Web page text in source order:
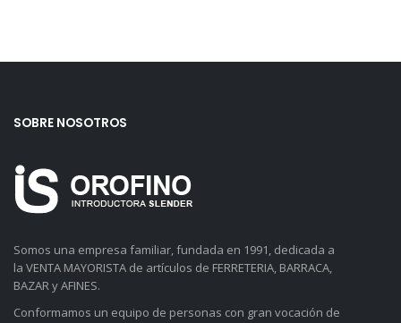
SOBRE NOSOTROS
Somos una empresa familiar, fundada en 1991, dedicada a
la VENTA MAYORISTA de artículos de FERRETERIA, BARRACA,
BAZAR y AFINES.
Conformamos un equipo de personas con gran vocación de